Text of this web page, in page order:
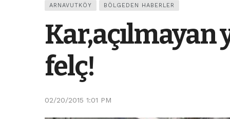
Toprak kaydı: 3 hafriyat
İstanbul Havalimanı yolundaki
Arnavutkoy Belediyesi’ne su
ARNAVUTKÖY BÖLGEDEN HABERLER
felç!
02/20/2015 1:01 PM